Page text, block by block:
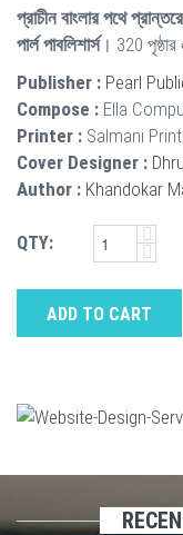
প্রাচীন বাংলার পথে প্রান্তরে
পার্ল পাবলিশার্স। 320
Publisher : Pearl
Compose : Ella
Printer : Salmani
Cover Designer :
Author : Khandokar
QTY:
ADD TO CART